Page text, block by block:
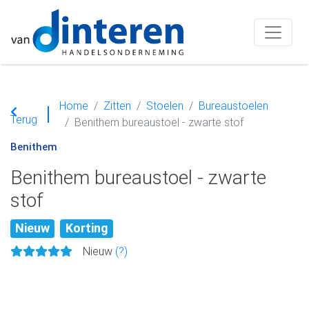
Terug
Home Zitten Stoelen
Bureaustoelen
Benithem bureaustoel - zwarte stof
Benithem
Benithem bureaustoel - zwarte
stof
Korting
Nieuw
Nieuw (?)